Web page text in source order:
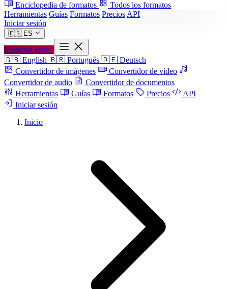
Enciclopedia de formatos
Todos los formatos
Herramientas Guías Formatos Precios API
Iniciar sesión
🇪🇸 ES
Empezar gratis
🇬🇧 English 🇧🇷 Português 🇩🇪 Deutsch
Convertidor de imágenes
Convertidor de vídeo
Convertidor de audio
Convertidor de documentos
Herramientas
Guías Formatos Precios
API
Iniciar sesión
Inicio